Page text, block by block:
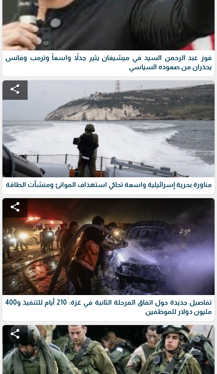
فوز عبد الرحمن السيد في ميشيغان يثير جدلاً واسعاً وترمب وفانس
يحذران من صعوده السياسي
share
مناورة بحرية إسرائيلية واسعة تحاكي استهداف الموانئ ومنشآت الطاقة
share
تفاصيل جديدة حول اتفاق المرحلة الثانية في غزة: 210 أيام للتنفيذ و400
مليون دولار للموظفين
share